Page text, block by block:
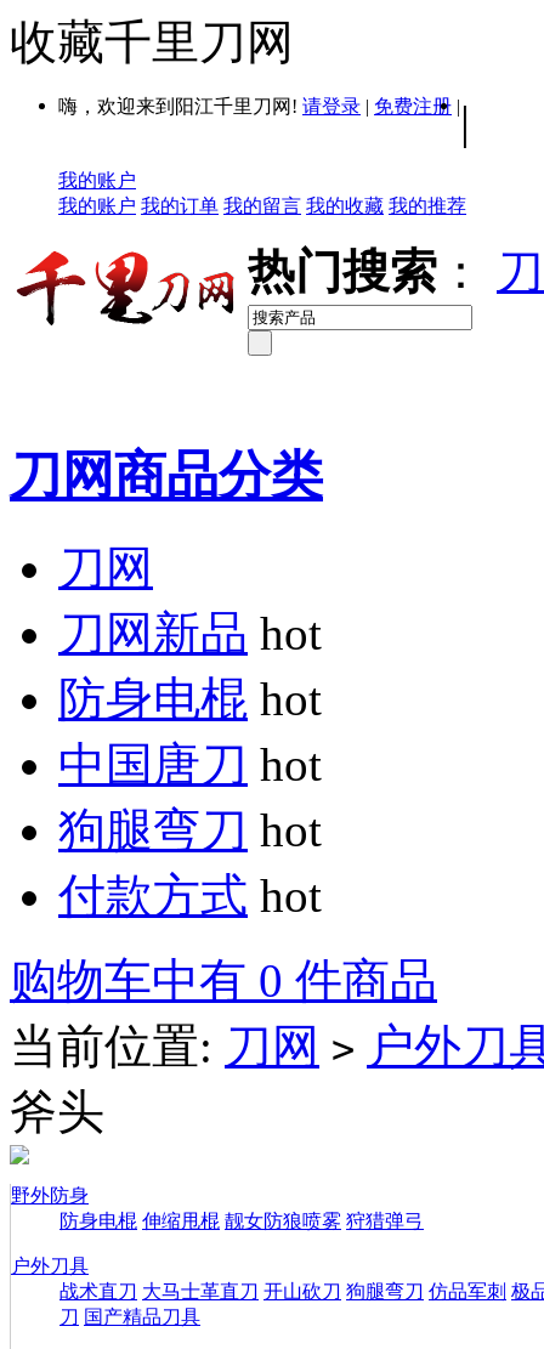
收藏千里刀网
嗨，欢迎来到阳江千里刀网! 请登录 | 免费注册 | |
我的账户
我的账户 我的订单 我的留言 我的收藏 我的推荐
热门搜索 ：
刀网商品分类
刀网
刀网新品 hot
防身电棍 hot
中国唐刀 hot
狗腿弯刀 hot
付款方式 hot
购物车中有 0 件商品
当前位置: 刀网 > 户外刀
斧头
野外防身
防身电棍 伸缩甩棍 靓女防狼喷雾 狩猎弹弓
户外刀具
战术直刀 大马士革直刀 开山砍刀 狗腿弯刀 仿品军刺 极
刀 国产精品刀具